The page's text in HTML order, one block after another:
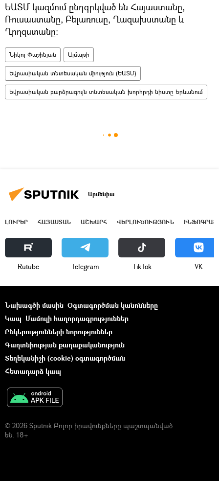
ԵԱՏՄ կազմում ընդգրկված են Հայաստանը,
Ռուսաստանը, Բելառուսը, Ղազախստանը և
Ղրղզստանը։
Նիկոլ Փաշինյան Ալմաթի
Եվրասիական տնտեսական միություն (ԵԱՏՄ)
Եվրասիական բարձրագույն տնտեսական խորհրդի նիստը Երևանում
Արմենիա
ԼՈՒՐԵՐ ՀԱՅԱՍՏԱՆ ԱՇԽԱՐՀ ՎԵՐԼՈՒԾՈՒԹՅՈՒՆ
Rutube Telegram ТikТоk VK
Նախագծի մասին Օգտագործման կանոնները
Կապ Մամուլի հաղորդագրություններ
Ընկերությունների նորություններ
Գաղտնիության քաղաքականություն
Տեղեկանիշի (cookie) օգտագործման
Հետադարձ կապ
© 2026 Sputnik Բոլոր իրավունքները պաշտպանված
են. 18+